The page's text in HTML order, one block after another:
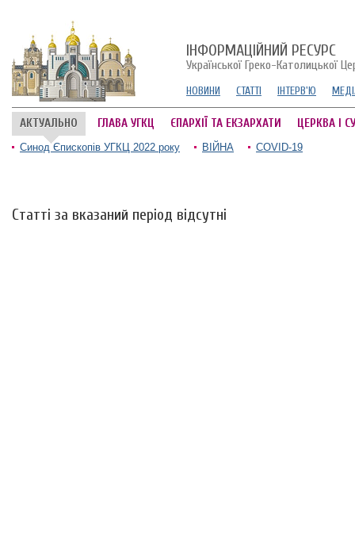
ІНФОРМАЦІЙНИЙ РЕСУРС
Української Греко-Католицької
НОВИНИ СТАТТІ ІНТЕРВ'Ю
АКТУАЛЬНО ГЛАВА УГКЦ ЄПАРХІЇ ТА ЕКЗАРХАТИ ЦЕРКВА І
Синод Єпископів УГКЦ 2022 року ВІЙНА COVID-19
Статті за вказаний період відсутні